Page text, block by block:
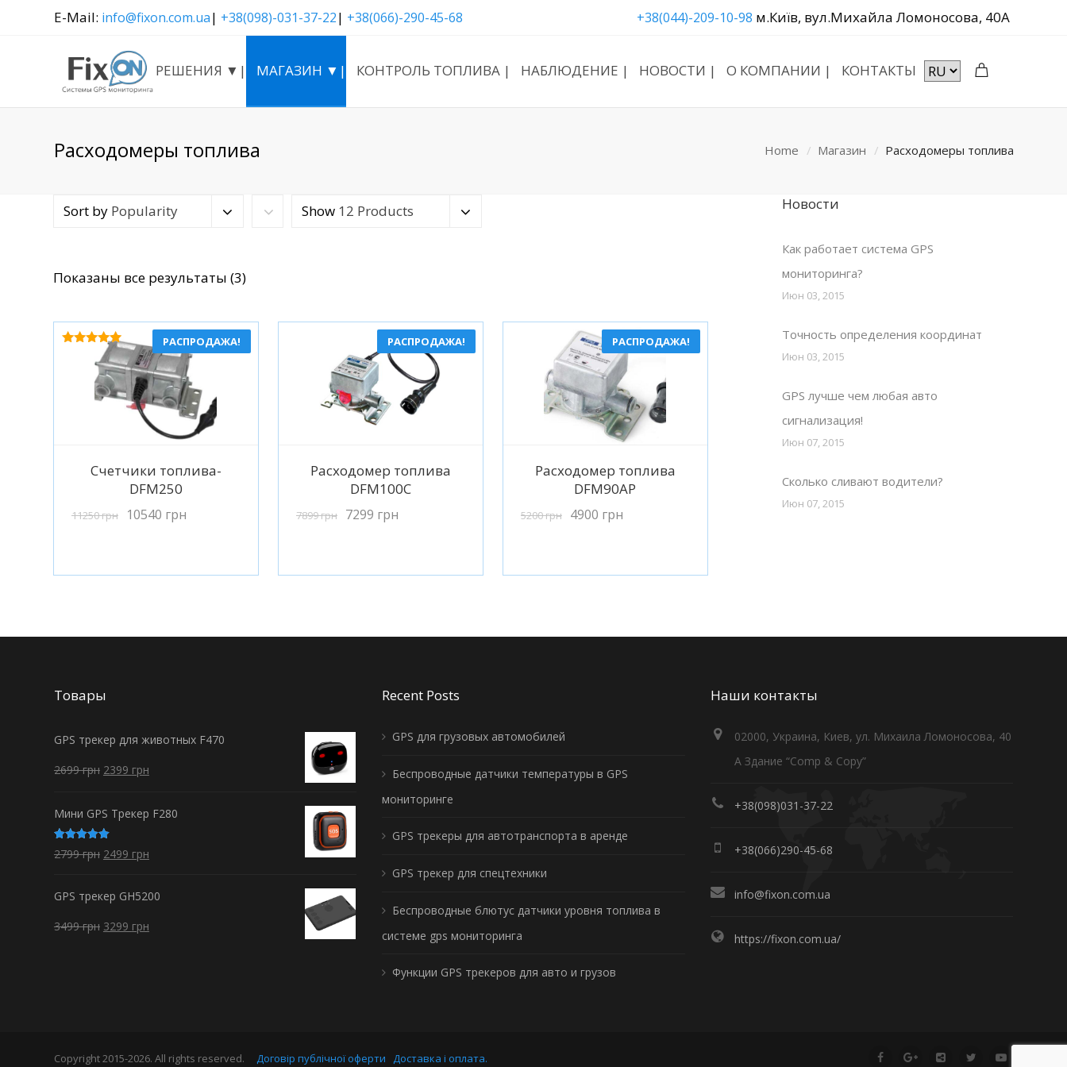
E-Mail: info@fixon.com.ua| +38(098)-031-37-22| +38(066)-290-45-68 +38(044)-209-10-98 м.Київ, вул.Михайла Ломоносова, 40А
РЕШЕНИЯ ▼| МАГАЗИН ▼| КОНТРОЛЬ ТОПЛИВА | НАБЛЮДЕНИЕ | НОВОСТИ | О КОМПАНИИ | КОНТАКТЫ
Расходомеры топлива Home Магазин Расходомеры топлива
Sort by Popularity Show 12 Products
Показаны все результаты (3)Сортировка:
популярности
РАСПРОДАЖА!
Подробнее
Счетчики топлива-
DFM250
11250грн 10540 грн
РАСПРОДАЖА!
Подробнее
Расходомер топлива
DFM100C
7899грн 7299 грн
РАСПРОДАЖА!
Подробнее
Расходомер топлива
DFM90AP
5200грн 4900 грн
Новости
Как работает система GPS
мониторинга?
Июн 03, 2015
Точность определения координат
Июн 03, 2015
GPS лучше чем любая авто
сигнализация!
Июн 07, 2015
Сколько сливают водители?
Июн 07, 2015
Товары
GPS трекер для животных F470
2699грн 2399 грн
Мини GPS Трекер F280
Оценка
5.00из 5
2799грн 2499 грн
GPS трекер GH5200
3499грн 3299 грн
Recent Posts
GPS для грузовых автомобилей
Беспроводные датчики температуры в GPS
мониторинге
GPS трекеры для автотранспорта в аренде
GPS трекер для спецтехники
Беспроводные блютус датчики уровня топлива в
системе gps мониторинга
Функции GPS трекеров для авто и грузов
Наши контакты
02000, Украина, Киев, ул. Михаила Ломоносова, 40
А Здание “Comp & Copy”
+38(098)031-37-22
+38(066)290-45-68
info@fixon.com.ua
https://fixon.com.ua/
Copyright 2015-2026. All rights reserved. Договір публічної оферти Доставка і оплата.